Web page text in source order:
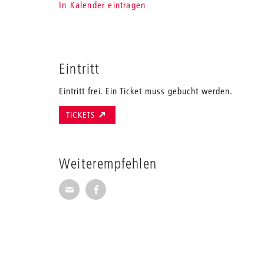
In Kalender eintragen
Eintritt
Eintritt frei. Ein Ticket muss gebucht werden.
TICKETS
Weiterempfehlen
Seite per E-Mail weiterempfehlen
Seite auf Facebook